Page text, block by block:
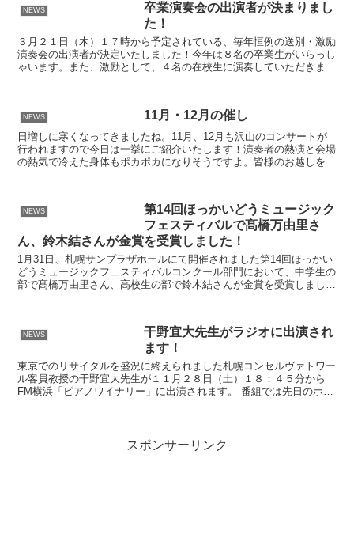
NEWS
卒業演奏会の出演者が決まりまし
た！
３月２１日（木）１７時から予定されている、毎年恒例の送別・激励
演奏会の出演者が決定いたしました！今年は８名の卒業生がいらっし
ゃいます。また、激励として、４名の在校生に演奏していただきま
NEWS 11月・12月の催し
日増しに寒くなってきましたね。11月、12月も沢山のコンサートが
行われますので今日は一挙にご紹介いたします！演奏者の熱演と会場
の熱気で冷えた身体もポカポカになりそうですよ。皆様のお越しをお
NEWS
第14回ほっかいどうミュージック
フェスティバルで髙橋万由里さ
ん、鈴木結さんが金賞を受賞しました！
1月31日、札幌サンプラザホールにて開催されました第14回ほっかい
どうミュージックフェスティバルコンクール部門において、中学生の
部で髙橋万由里さん、高校生の部で鈴木結さんが金賞を受賞しまし
NEWS
干野宜大先生がラジオに出演され
ます！
東京でのリサイタルを盛況に終えられました札幌コンセルヴァトワー
ル客員教授の干野宜大先生が１１月２８日（土）１８：４５分から
FM横浜「ピアノワイナリー」に出演されます。 番組では先日のホロ
スポンサーリンク